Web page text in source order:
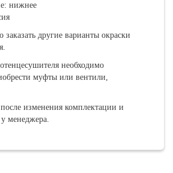
нижнее
другие варианты окраски
необходимо
муфты или вентили,
изменения комплектации и
менеджера.